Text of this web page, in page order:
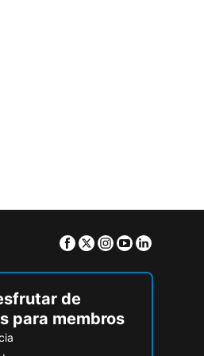
Facebook
TwitterInstagram
Youtube
de
para membros